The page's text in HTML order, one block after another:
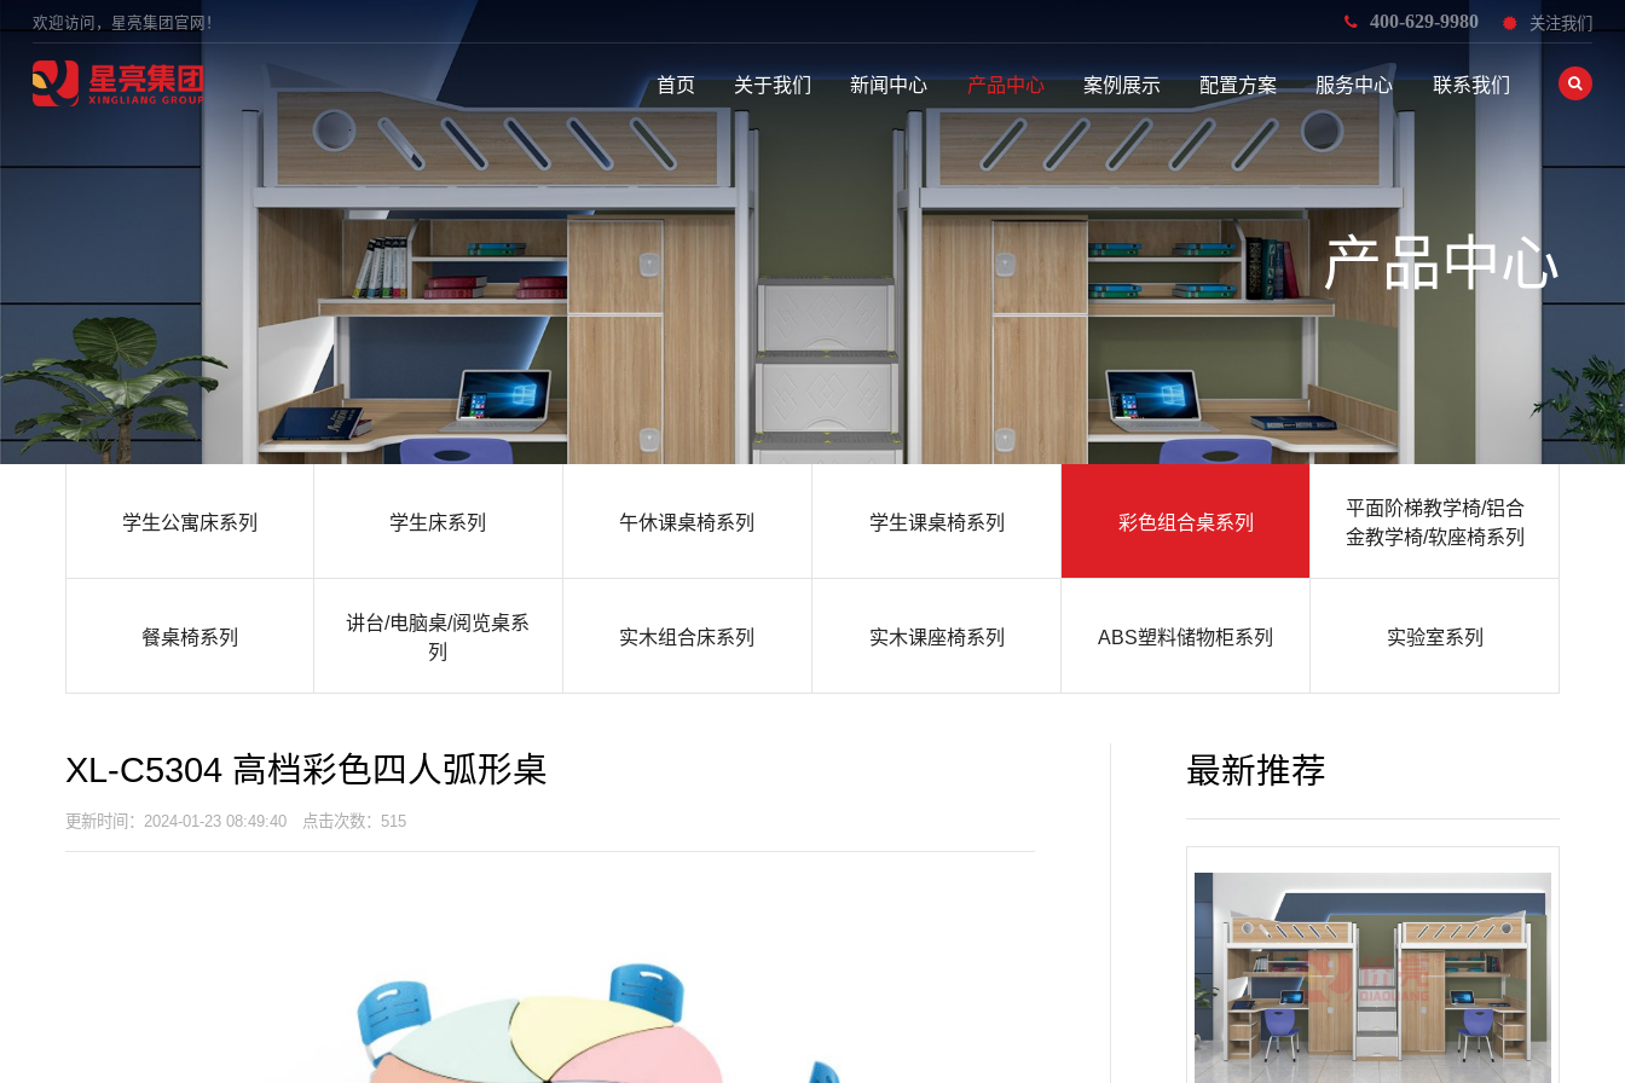
欢迎访问，星亮集团官网！ 400-629-9980 关注我们
首页 关于我们 新闻中心 产品中心 案例展示 配置方案 服务中心 联系我们
产品中心
学生公寓床系列 学生床系列 午休课桌椅系列 学生课桌椅系列 彩色组合桌系列
平面阶梯教学椅/铝合
金教学椅/软座椅系列
餐桌椅系列
讲台/电脑桌/阅览桌系
列
实木组合床系列 实木课座椅系列 ABS塑料储物柜系列 实验室系列
XL-C5304 高档彩色四人弧形桌
更新时间：2024-01-23 08:49:40 点击次数：515
最新推荐